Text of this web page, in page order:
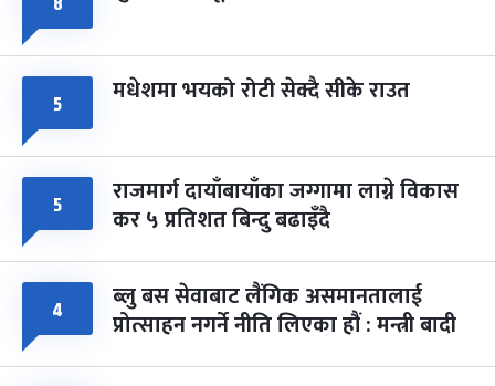
५ मधेशमा भयको रोटी सेक्दै सीके राउत
५ राजमार्ग दायाँबायाँका जग्गामा लाग्ने विकास
कर ५ प्रतिशत बिन्दु बढाइँदै
४ ब्लु बस सेवाबाट लैंगिक असमानतालाई
प्रोत्साहन नगर्ने नीति लिएका हौं : मन्त्री बादी